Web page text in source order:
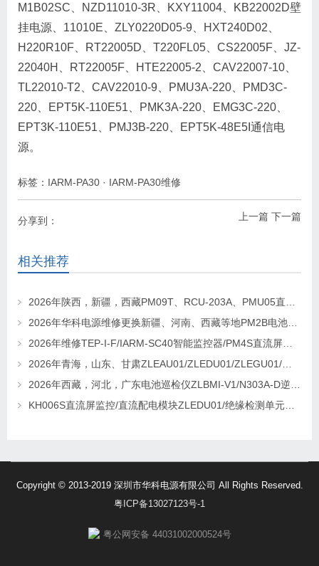
M1B02SC、NZD11010-3R、KXY11004、KB22002D壁
挂电源、11010E、ZLY0220D05-9、HXT240D02、
H220R10F、RT22005D、T220FL05、CS22005F、JZ-
22040H、RT22005F、HTE22005-2、CAV22007-10、
TL22010-T2、CAV22010-9、PMU3A-220、PMD3C-
220、EPT5K-110E51、PMK3A-220、EMG3C-220、
EPT3K-110E51、PMJ3B-220、EPT5K-48E5I通信电
源。
标签： IARM-PA30 · IARM-PA30维修
上一篇 下一篇
分享到：
相关推荐
Copyright © 2013-2019 深圳市华科电源有限公司 All Rights Reserved.
粤ICP备13027123号-1
粤公网安备 44031002000524号